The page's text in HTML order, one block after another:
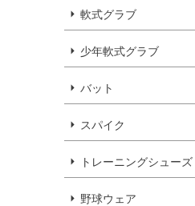
軟式グラブ
少年軟式グラブ
バット
スパイク
トレーニングシューズ
野球ウェア